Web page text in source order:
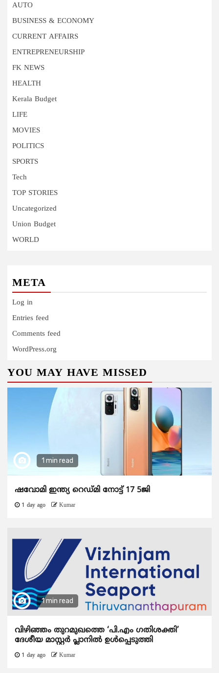
AUTO
BUSINESS & ECONOMY
CURRENT AFFAIRS
ENTREPRENEURSHIP
FK NEWS
HEALTH
Kerala Budget
LIFE
MOVIES
POLITICS
SPORTS
Tech
TOP STORIES
Uncategorized
Union Budget
WORLD
META
Log in
Entries feed
Comments feed
WordPress.org
YOU MAY HAVE MISSED
1 min read
ഷവോമി ഇന്ത്യ റെഡ്മി നോട്ട് 17 5ജി
1 day ago Kumar
1 min read
വിഴിഞ്ഞം തുറമുഖത്തെ ‘പി.എം ഗതിശക്തി’
ദേശീയ മാസ്റ്റർ പ്ലാനിൽ ഉൾപ്പെടുത്തി
1 day ago Kumar